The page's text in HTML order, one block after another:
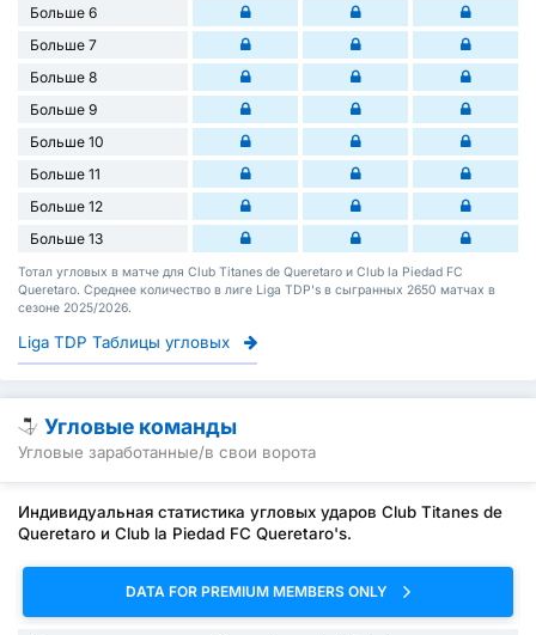
Больше 6
Больше 7
Больше 8
Больше 9
Больше 10
Больше 11
Больше 12
Больше 13
Тотал угловых в матче для Club Titanes de Queretaro и Club la Piedad FC
Queretaro. Среднее количество в лиге Liga TDP's в сыгранных 2650 матчах в
сезоне 2025/2026.
Liga TDP Таблицы угловых
Угловые команды
Угловые заработанные/в свои ворота
Индивидуальная статистика угловых ударов Club Titanes de
Queretaro и Club la Piedad FC Queretaro's.
DATA FOR PREMIUM MEMBERS ONLY